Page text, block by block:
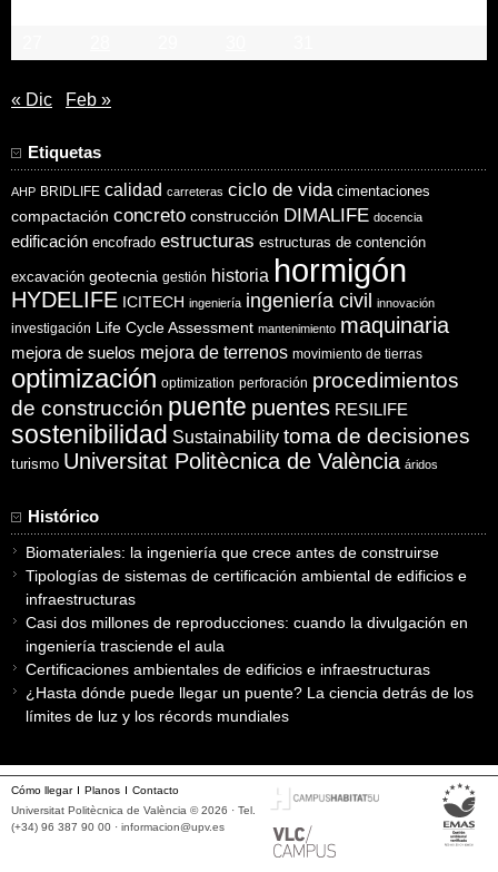
« Dic Feb »
Etiquetas
AHP BRIDLIFE calidad carreteras ciclo de vida cimentaciones
compactación concreto construcción DIMALIFE docencia
edificación encofrado estructuras estructuras de contención
excavación geotecnia gestión historia hormigón
HYDELIFE ICITECH ingeniería ingeniería civil innovación
investigación Life Cycle Assessment mantenimiento maquinaria
mejora de suelos mejora de terrenos movimiento de tierras
optimización optimization perforación procedimientos
de construcción puente puentes RESILIFE
sostenibilidad Sustainability toma de decisiones
turismo Universitat Politècnica de València áridos
Histórico
Biomateriales: la ingeniería que crece antes de construirse
Tipologías de sistemas de certificación ambiental de edificios e
infraestructuras
Casi dos millones de reproducciones: cuando la divulgación en
ingeniería trasciende el aula
Certificaciones ambientales de edificios e infraestructuras
¿Hasta dónde puede llegar un puente? La ciencia detrás de los
límites de luz y los récords mundiales
Cómo llegar Planos
Contacto
Universitat Politècnica de València © 2026 · Tel.
(+34) 96 387 90 00 · informacion@upv.es